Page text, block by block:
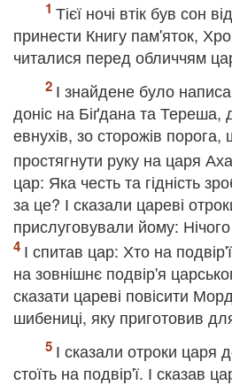
Тієї ночі втік був сон
принести Книгу пам'яток,
читалися перед обличчям
І знайдене було
доніс на Біґдана та Тереша,
евнухів, зо сторожів
простягнути руку на царя
цар: Яка честь та гідність
за це? І сказали цареві
прислуговували йому:
І спитав цар: Хто на
на зовнішнє подвір'я
сказати цареві повісити
шибениці, яку приготовив
І сказали отроки царя
стоїть на подвір'ї. І сказав